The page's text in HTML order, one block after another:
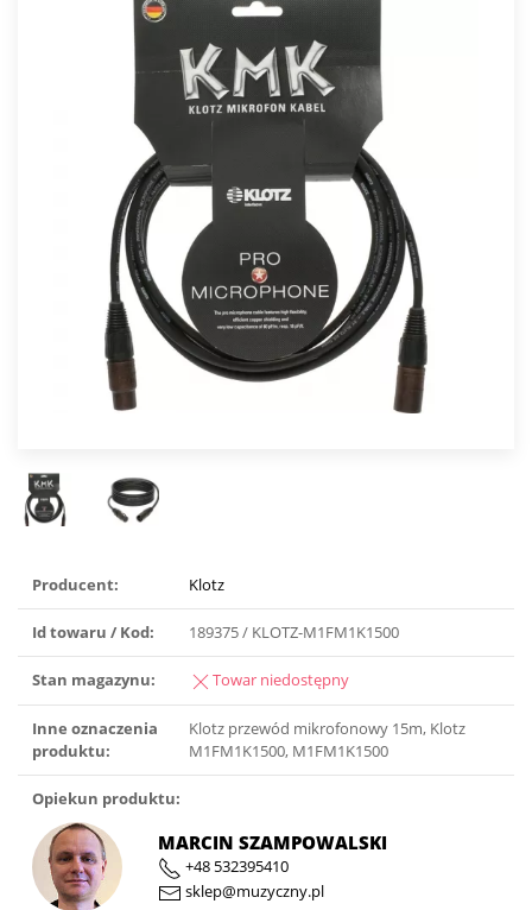
Producent: Klotz
Id towaru / Kod: 189375 / KLOTZ-M1FM1K1500
Stan magazynu: Towar niedostępny
Inne oznaczenia
produktu:
Klotz przewód mikrofonowy 15m, Klotz
M1FM1K1500, M1FM1K1500
Opiekun produktu:
MARCIN SZAMPOWALSKI
+48 532395410
sklep@muzyczny.pl